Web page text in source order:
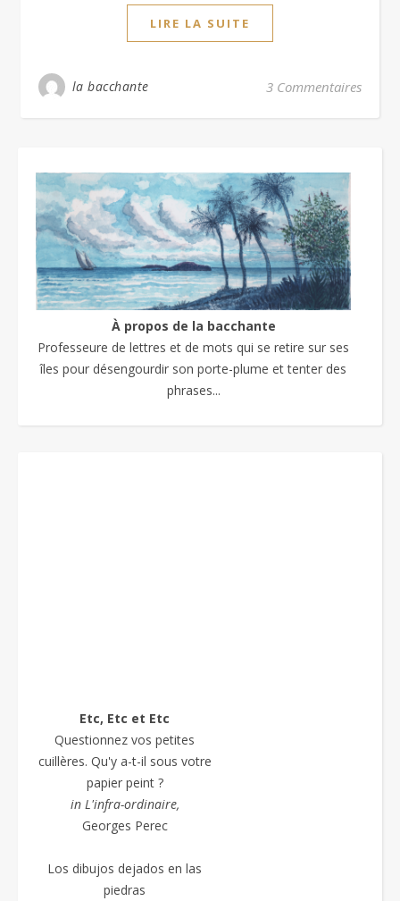
LIRE LA SUITE
la bacchante 3 Commentaires
À propos de la bacchante
Professeure de lettres et de mots qui se retire sur ses
îles pour désengourdir son porte-plume et tenter des
phrases...
Etc, Etc et Etc
Questionnez vos petites
cuillères. Qu'y a-t-il sous votre
papier peint ?
in L'infra-ordinaire,
Georges Perec
Los dibujos dejados en las
piedras